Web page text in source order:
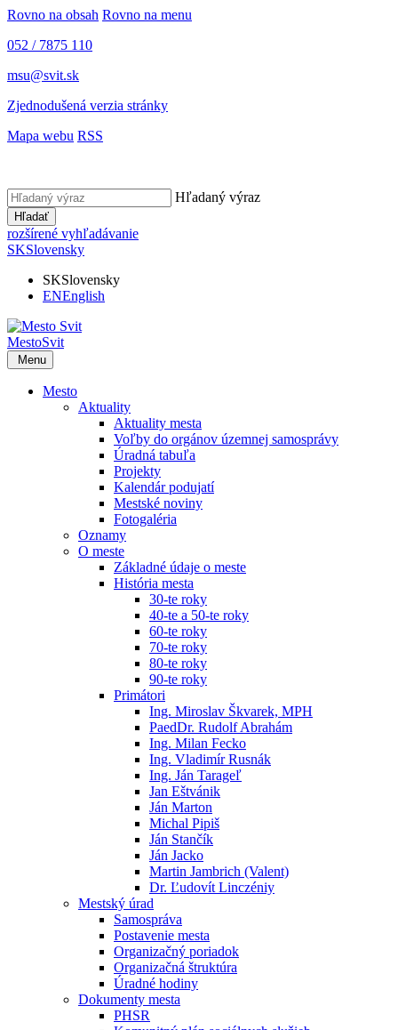
Rovno na obsah Rovno na menu
052 / 7875 110
msu@svit.sk
Zjednodušená verzia stránky
Mapa webu RSS
Hľadaný výraz
Hľadať
rozšírené vyhľadávanie
SKSlovensky
SKSlovensky
ENEnglish
MestoSvit
Menu
Mesto
Aktuality
Aktuality mesta
Voľby do orgánov územnej samosprávy
Úradná tabuľa
Projekty
Kalendár podujatí
Mestské noviny
Fotogaléria
Oznamy
O meste
Základné údaje o meste
História mesta
30-te roky
40-te a 50-te roky
60-te roky
70-te roky
80-te roky
90-te roky
Primátori
Ing. Miroslav Škvarek, MPH
PaedDr. Rudolf Abrahám
Ing. Milan Fecko
Ing. Vladimír Rusnák
Ing. Ján Tarageľ
Jan Eštvánik
Ján Marton
Michal Pipiš
Ján Stančík
Ján Jacko
Martin Jambrich (Valent)
Dr. Ľudovít Linczéniy
Mestský úrad
Samospráva
Postavenie mesta
Organizačný poriadok
Organizačná štruktúra
Úradné hodiny
Dokumenty mesta
PHSR